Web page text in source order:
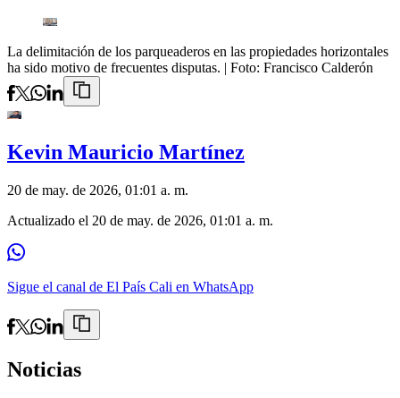
La delimitación de los parqueaderos en las propiedades horizontales
ha sido motivo de frecuentes disputas. | Foto: Francisco Calderón
Kevin Mauricio Martínez
20 de may. de 2026, 01:01 a. m.
Actualizado el 20 de may. de 2026, 01:01 a. m.
Sigue el canal de El País Cali en WhatsApp
Noticias